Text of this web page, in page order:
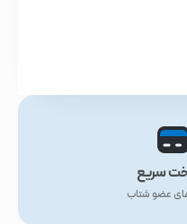
سریع
عضو شتاب